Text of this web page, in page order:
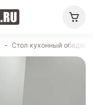
- Стол кухонный